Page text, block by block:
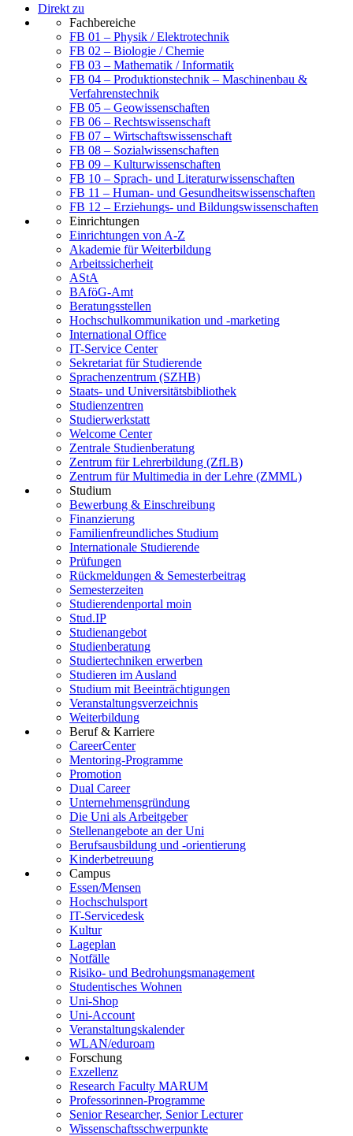
Direkt zu
Fachbereiche
FB 01 – Physik / Elektrotechnik
FB 02 – Biologie / Chemie
FB 03 – Mathematik / Informatik
FB 04 – Produktionstechnik – Maschinenbau &
Verfahrenstechnik
FB 05 – Geowissenschaften
FB 06 – Rechtswissenschaft
FB 07 – Wirtschaftswissenschaft
FB 08 – Sozialwissenschaften
FB 09 – Kulturwissenschaften
FB 10 – Sprach- und Literaturwissenschaften
FB 11 – Human- und Gesundheitswissenschaften
FB 12 – Erziehungs- und Bildungswissenschaften
Einrichtungen
Einrichtungen von A-Z
Akademie für Weiterbildung
Arbeitssicherheit
AStA
BAföG-Amt
Beratungsstellen
Hochschulkommunikation und -marketing
International Office
IT-Service Center
Sekretariat für Studierende
Sprachenzentrum (SZHB)
Staats- und Universitätsbibliothek
Studienzentren
Studierwerkstatt
Welcome Center
Zentrale Studienberatung
Zentrum für Lehrerbildung (ZfLB)
Zentrum für Multimedia in der Lehre (ZMML)
Studium
Bewerbung & Einschreibung
Finanzierung
Familienfreundliches Studium
Internationale Studierende
Prüfungen
Rückmeldungen & Semesterbeitrag
Semesterzeiten
Studierendenportal moin
Stud.IP
Studienangebot
Studienberatung
Studiertechniken erwerben
Studieren im Ausland
Studium mit Beeinträchtigungen
Veranstaltungsverzeichnis
Weiterbildung
Beruf & Karriere
CareerCenter
Mentoring-Programme
Promotion
Dual Career
Unternehmensgründung
Die Uni als Arbeitgeber
Stellenangebote an der Uni
Berufsausbildung und -orientierung
Kinderbetreuung
Campus
Essen/Mensen
Hochschulsport
IT-Servicedesk
Kultur
Lageplan
Notfälle
Risiko- und Bedrohungsmanagement
Studentisches Wohnen
Uni-Shop
Uni-Account
Veranstaltungskalender
WLAN/eduroam
Forschung
Exzellenz
Research Faculty MARUM
Professorinnen-Programme
Senior Researcher, Senior Lecturer
Wissenschaftsschwerpunkte